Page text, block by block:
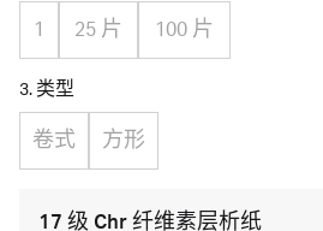
1 25 片 100 片
3. 类型
卷式 方形
17 级 Chr 纤维素层析纸